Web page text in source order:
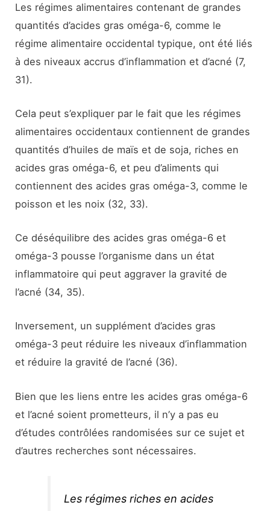
Les régimes alimentaires contenant de grandes
quantités d’acides gras oméga-6, comme le
régime alimentaire occidental typique, ont été liés
à des niveaux accrus d’inflammation et d’acné (7,
31).
Cela peut s’expliquer par le fait que les régimes
alimentaires occidentaux contiennent de grandes
quantités d’huiles de maïs et de soja, riches en
acides gras oméga-6, et peu d’aliments qui
contiennent des acides gras oméga-3, comme le
poisson et les noix (32, 33).
Ce déséquilibre des acides gras oméga-6 et
oméga-3 pousse l’organisme dans un état
inflammatoire qui peut aggraver la gravité de
l’acné (34, 35).
Inversement, un supplément d’acides gras
oméga-3 peut réduire les niveaux d’inflammation
et réduire la gravité de l’acné (36).
Bien que les liens entre les acides gras oméga-6
et l’acné soient prometteurs, il n’y a pas eu
d’études contrôlées randomisées sur ce sujet et
d’autres recherches sont nécessaires.
Les régimes riches en acides